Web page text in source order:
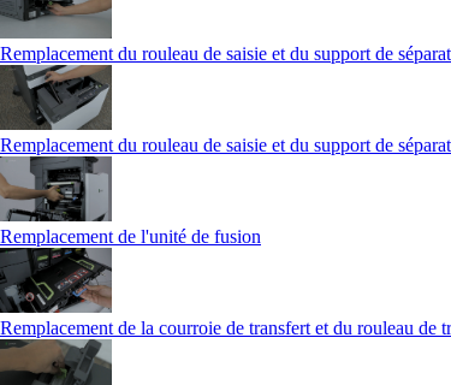
Remplacement du rouleau de saisie et du support de
Remplacement du rouleau de saisie et du support de
Remplacement de l'unité de fusion
Remplacement de la courroie de transfert et du rouleau de